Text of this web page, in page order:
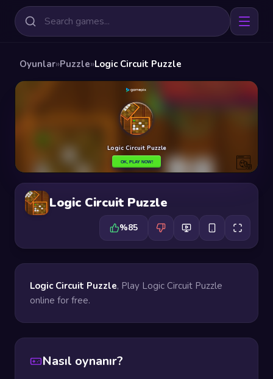
Oyunlar»Puzzle»Logic Circuit Puzzle
Logic Circuit Puzzle
%85
Logic Circuit Puzzle, Play Logic Circuit Puzzle
online for free.
Nasıl oynanır?